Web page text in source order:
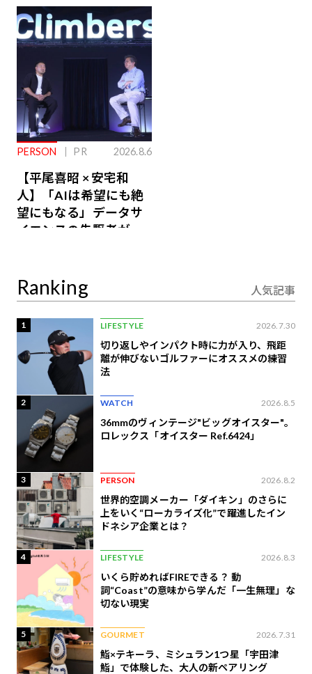
ジ会員特典あり】
PERSON PR 2026.8.6
【平尾喜昭 × 安宅和
人】「AIは希望にも絶
望にもなる」データサ
イエンスの先駆者が語
Ranking 人気記事
1 LIFESTYLE 2026.7.30
切り返しやインパクト時に力が入り、飛距
離が伸びないゴルファーにオススメの練習
法
2 WATCH 2026.8.5
36mmのヴィンテージ"ビッグオイスター"。
ロレックス「オイスター Ref.6424」
3 PERSON 2026.8.2
世界的空調メーカー「ダイキン」のさらに
上をいく“ローカライズ化”で躍進したイン
ドネシア企業とは？
4 LIFESTYLE 2026.8.3
いくら貯めればFIREできる？ 動
詞“Coast”の意味から学んだ「一生無理」な
切ない現実
5 GOURMET 2026.7.31
鮨×テキーラ、ミシュラン1つ星「宇田津
鮨」で体験した、大人の新ペアリング